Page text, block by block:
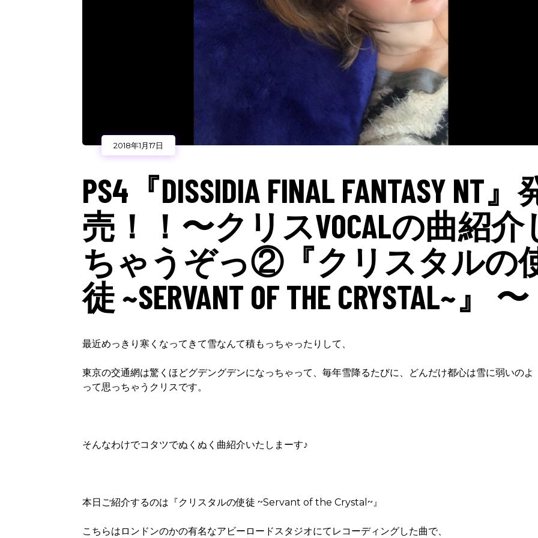
2018年1月17日
PS4『DISSIDIA FINAL FANTASY NT』
売！！〜クリスVOCALの曲紹介
ちゃうぞっ②『クリスタルの
徒 ~SERVANT OF THE CRYSTAL~』 〜
最近めっきり寒くなってきて雪なんて積もっちゃったりして、
東京の交通網は驚くほどグデングデンになっちゃって、毎年雪降るたびに、どんだけ都心は雪に弱いのよ
って思っちゃうクリスです。
そんなわけでコタツでぬくぬく曲紹介いたしまーす♪
本日ご紹介するのは『クリスタルの使徒 ~Servant of the Crystal~』
こちらはロンドンのかの有名なアビーロードスタジオにてレコーディングした曲で、